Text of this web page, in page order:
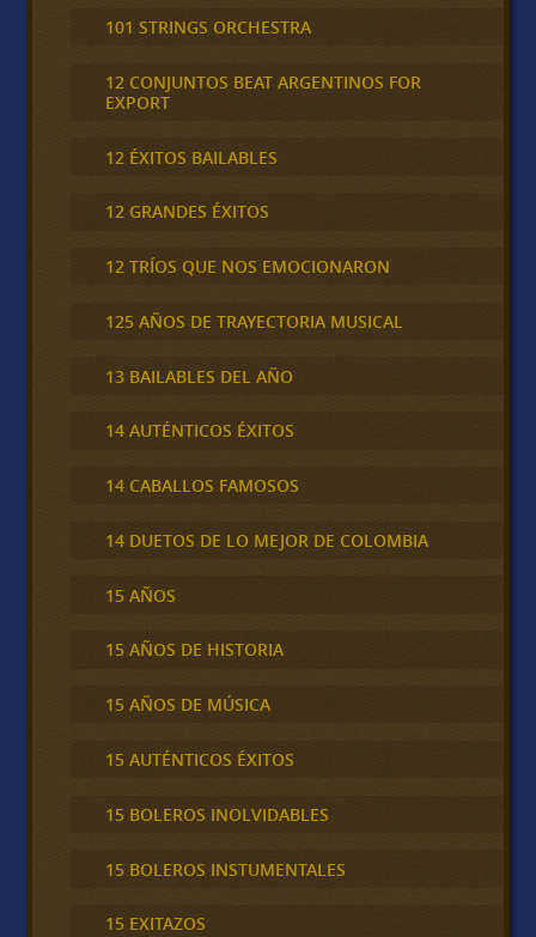
101 STRINGS ORCHESTRA
12 CONJUNTOS BEAT ARGENTINOS FOR
EXPORT
12 ÉXITOS BAILABLES
12 GRANDES ÉXITOS
12 TRÍOS QUE NOS EMOCIONARON
125 AÑOS DE TRAYECTORIA MUSICAL
13 BAILABLES DEL AÑO
14 AUTÉNTICOS ÉXITOS
14 CABALLOS FAMOSOS
14 DUETOS DE LO MEJOR DE COLOMBIA
15 AÑOS
15 AÑOS DE HISTORIA
15 AÑOS DE MÚSICA
15 AUTÉNTICOS ÉXITOS
15 BOLEROS INOLVIDABLES
15 BOLEROS INSTUMENTALES
15 EXITAZOS